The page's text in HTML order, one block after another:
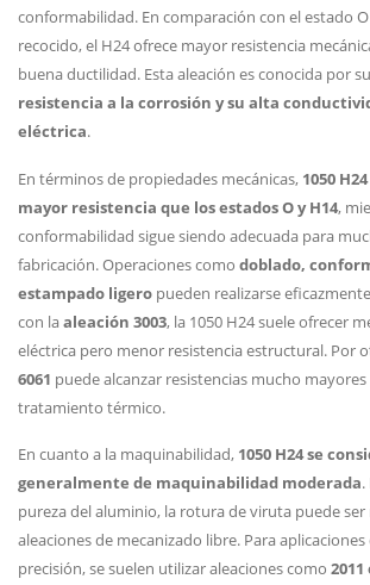
conformabilidad. En comparación con el estado
recocido, el H24 ofrece mayor resistencia
buena ductilidad. Esta aleación es conocida por su
resistencia a la corrosión y su alta
eléctrica.
En términos de propiedades mecánicas, 1050
mayor resistencia que los estados O y H14,
conformabilidad sigue siendo adecuada para
fabricación. Operaciones como doblado,
estampado ligero pueden realizarse
con laaleación 3003, la 1050 H24 suele ofrecer
eléctrica pero menor resistencia estructural. Por
6061 puede alcanzar resistencias mucho
tratamiento térmico.
En cuanto a la maquinabilidad, 1050 H24 se
generalmente de maquinabilidad moderada
pureza del aluminio, la rotura de viruta puede ser
aleaciones de mecanizado libre. Para
precisión, se suelen utilizar aleaciones como 2011